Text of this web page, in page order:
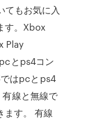
もお気に入
す。Xbox
Play
とps4コン
ではpcとps4
線と無線で
ます。 有線